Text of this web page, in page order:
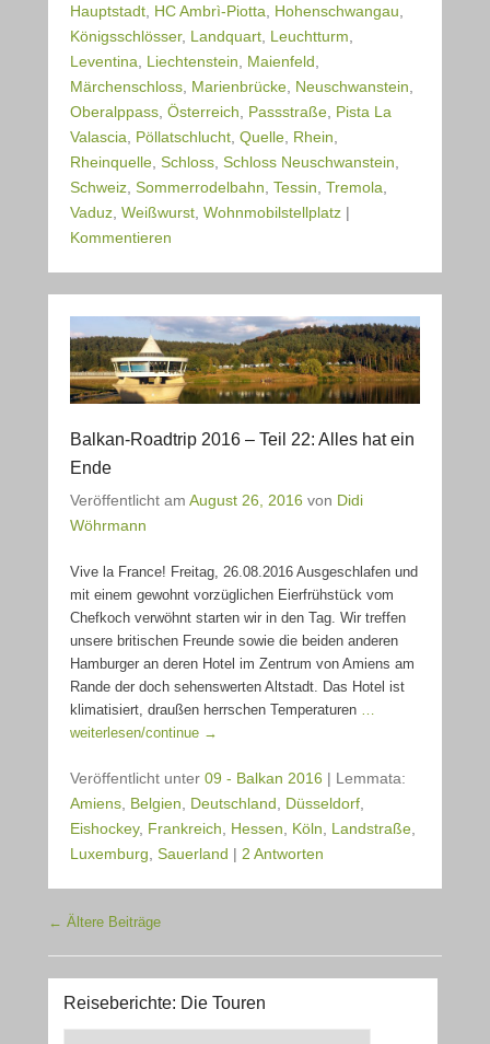
Hauptstadt HC Ambrì-Piotta Hohenschwangau
Königsschlösser, Landquart Leuchtturm
Leventina
Liechtenstein Maienfeld
Märchenschloss Marienbrücke Neuschwanstein
Oberalppass Österreich Passstraße Pista La
Valascia
Pöllatschlucht Quelle Rhein
Rheinquelle Schloss Schloss Neuschwanstein
Schweiz Sommerrodelbahn Tessin Tremola
Vaduz Weißwurst Wohnmobilstellplatz |
Kommentieren
Balkan-Roadtrip 2016 – Teil 22: Alles hat ein
Ende
Veröffentlicht am August 26, 2016 von Didi
Wöhrmann
Vive la France! Freitag, 26.08.2016 Ausgeschlafen und
mit einem gewohnt vorzüglichen Eierfrühstück vom
Chefkoch verwöhnt starten wir in den Tag. Wir treffen
unsere britischen Freunde sowie die beiden anderen
Hamburger an deren Hotel im Zentrum von Amiens am
Rande der doch sehenswerten Altstadt. Das Hotel ist
klimatisiert, draußen herrschen Temperaturen
weiterlesen/continue →
Veröffentlicht unter 09 - Balkan 2016 | Lemmata:
Amiens Belgien Deutschland Düsseldorf
Eishockey, Frankreich Hessen Köln Landstraße
Luxemburg Sauerland | 2 Antworten
Beitragsnavigation
← Ältere Beiträge
Reiseberichte: Die Touren